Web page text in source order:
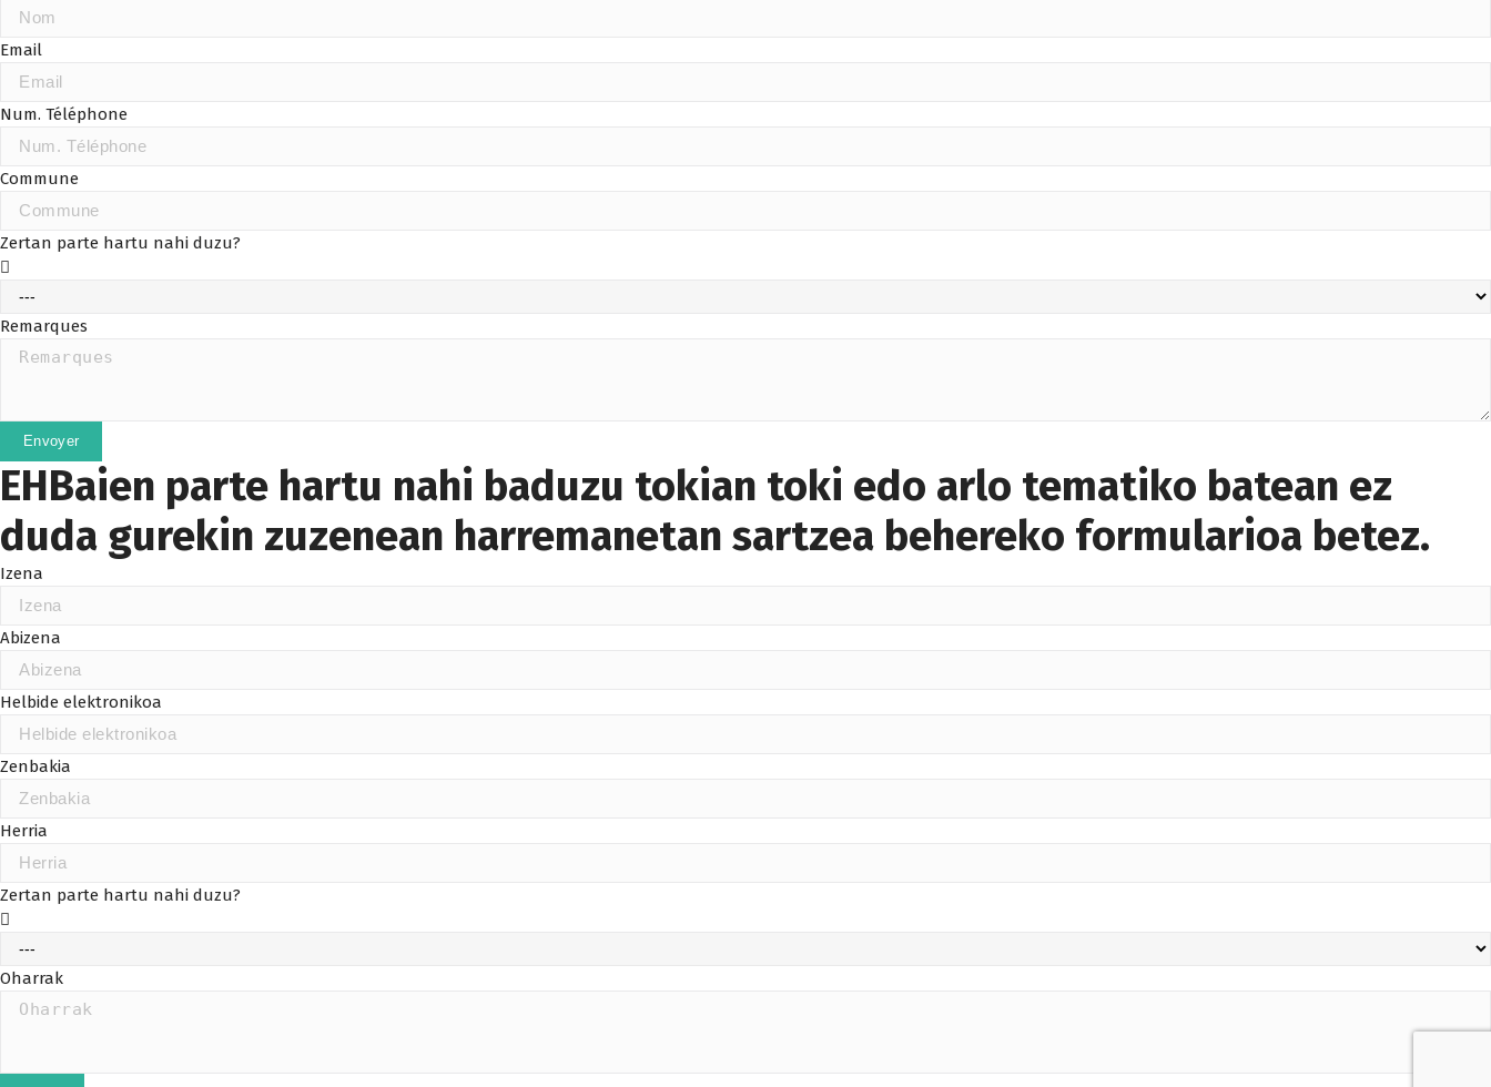
Email
Num. Téléphone
Commune
Zertan parte hartu nahi duzu?
Remarques
Envoyer
EHBaien parte hartu nahi baduzu tokian toki edo arlo tematiko batean ez
duda gurekin zuzenean harremanetan sartzea behereko formularioa betez.
Izena
Abizena
Helbide elektronikoa
Zenbakia
Herria
Zertan parte hartu nahi duzu?
Oharrak